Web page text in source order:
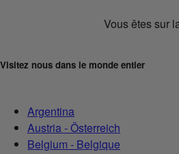
Vous êtes sur
Visitez nous dans le monde entier
Argentina
Austria - Österreich
Belgium - Belgique